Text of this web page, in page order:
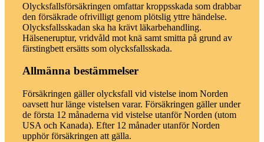
Olycksfallsförsäkringen omfattar kroppsskada som drabbar
den försäkrade ofrivilligt genom plötslig yttre händelse.
Olycksfallsskadan ska ha krävt läkarbehandling.
Hälseneruptur, vridvåld mot knä samt smitta på grund av
färstingbett ersätts som olycksfallsskada.
Allmänna bestämmelser
Försäkringen gäller olycksfall vid vistelse inom Norden
oavsett hur länge vistelsen varar. Försäkringen gäller under
de första 12 månaderna vid vistelse utanför Norden (utom
USA och Kanada). Efter 12 månader utanför Norden
upphör försäkringen att gälla.